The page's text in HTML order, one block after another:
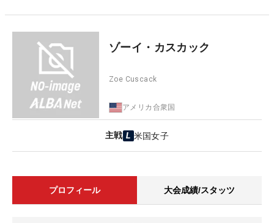
ゾーイ・カスカック
Zoe Cuscack
アメリカ合衆国
主戦 米国女子
プロフィール 大会成績/スタッツ